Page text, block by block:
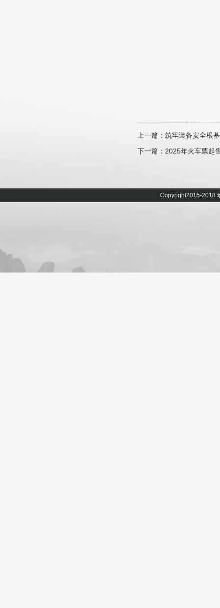
上一篇： 筑牢装备安全根
下一篇： 2025年火车票起
Copyright2015-2018